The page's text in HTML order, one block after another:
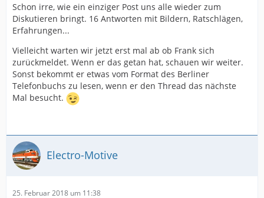
Schon irre, wie ein einziger Post uns alle wieder zum
Diskutieren bringt. 16 Antworten mit Bildern, Ratschlägen,
Erfahrungen...
Vielleicht warten wir jetzt erst mal ab ob Frank sich
zurückmeldet. Wenn er das getan hat, schauen wir weiter.
Sonst bekommt er etwas vom Format des Berliner
Telefonbuchs zu lesen, wenn er den Thread das nächste
Mal besucht.
Electro-Motive
25. Februar 2018 um 11:38